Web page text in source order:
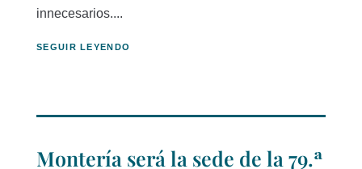
innecesarios....
SEGUIR LEYENDO
Montería será la sede de la 79.ª